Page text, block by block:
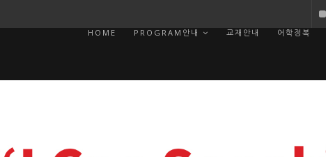
HOME
PROGRAM안내 교재안내 어학정복